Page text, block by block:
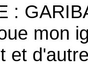
:
mon
et